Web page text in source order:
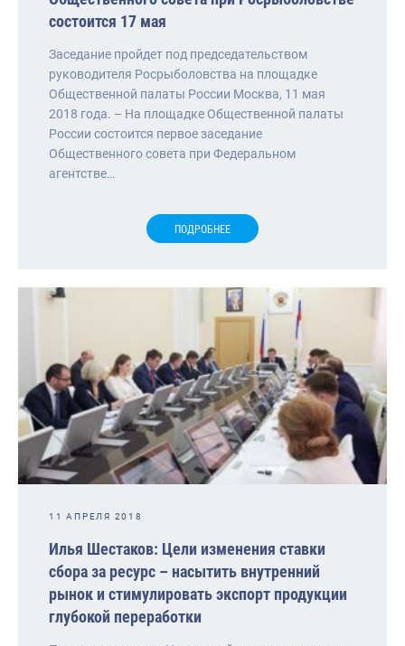
состоится 17 мая
Заседание пройдет под председательством
руководителя Росрыболовства на площадке
Общественной палаты России Москва, 11 мая
2018 года. – На площадке Общественной палаты
России состоится первое заседание
Общественного совета при Федеральном
агентстве…
ПОДРОБНЕЕ
11 АПРЕЛЯ 2018
Илья Шестаков: Цели изменения ставки
сбора за ресурс – насытить внутренний
рынок и стимулировать экспорт продукции
глубокой переработки